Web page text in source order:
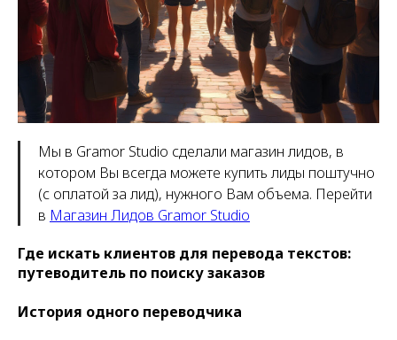
Мы в Gramor Studio сделали магазин лидов, в
котором Вы всегда можете купить лиды поштучно
(с оплатой за лид), нужного Вам объема. Перейти
в Магазин Лидов Gramor Studio
Где искать клиентов для перевода текстов:
путеводитель по поиску заказов
История одного переводчика